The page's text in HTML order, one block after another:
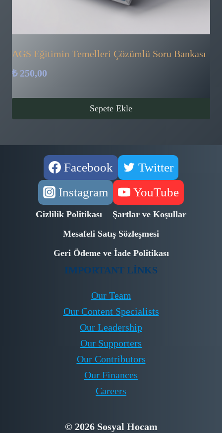
AGS Eğitimin Temelleri Çözümlü Soru Bankası
₺250,00
Sepete Ekle
Facebook
Twitter
Instagram
YouTube
Gizlilik Politikası
Şartlar ve Koşullar
Mesafeli Satış Sözleşmesi
Geri Ödeme ve İade Politikası
IMPORTANT LINKS
Our Team
Our Content Specialists
Our Leadership
Our Supporters
Our Contributors
Our Finances
Careers
© 2026 Sosyal Hocam